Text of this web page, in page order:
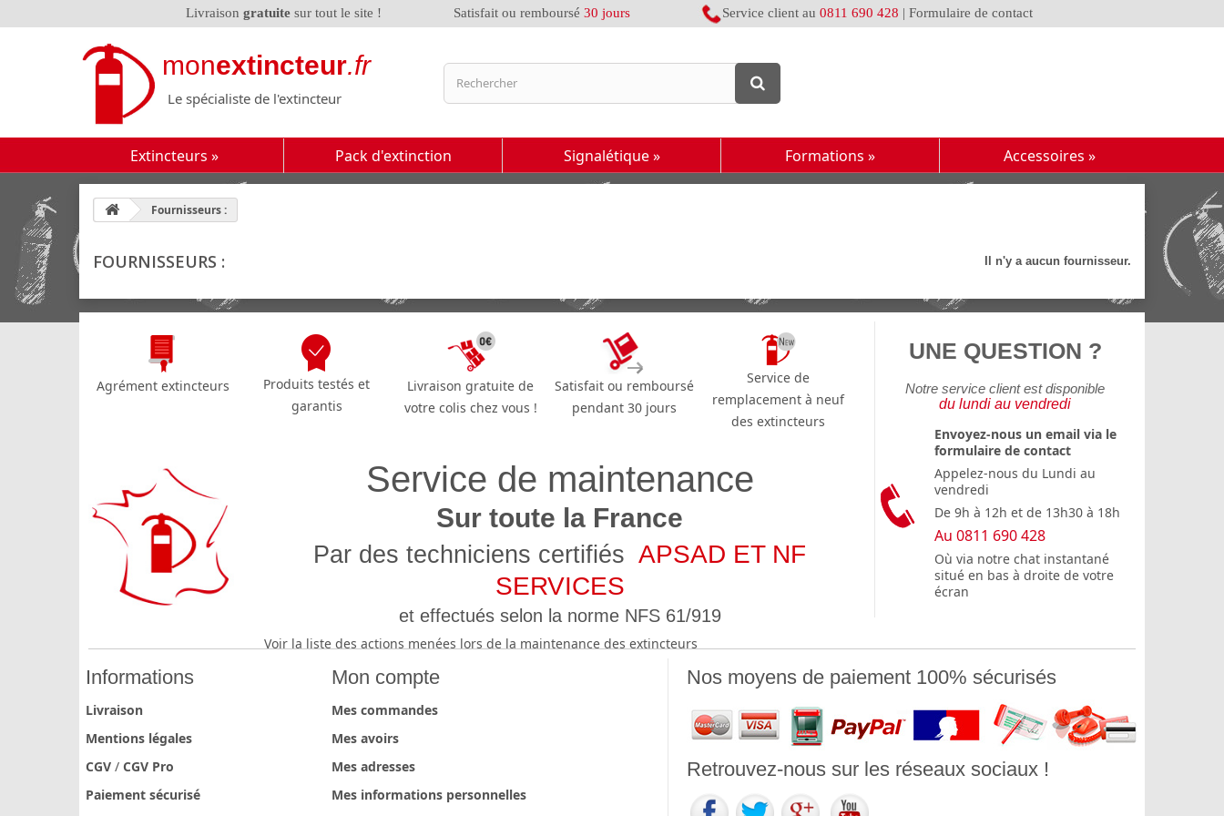
Livraison gratuite sur tout le site ! Satisfait ou remboursé30 jours Service client au 0811 690 428 | Formulaire de contact
monextincteur.fr
Le spécialiste de l'extincteur
Extincteurs » Pack d'extinction Signalétique» Formations » Accessoires »
Fournisseurs :
FOURNISSEURS : Il n'y a aucun fournisseur.
Agrément extincteurs
Produits testés et
garantis
Livraison gratuite de
votre colis chez vous !
Satisfait ou remboursé
pendant 30 jours
Service de
remplacement à neuf
des extincteurs
Service de maintenance
Sur toute la France
Par des techniciens certifiés APSAD ET NF
SERVICES
et effectués selon la norme NFS 61/919
Voir la liste des actions menées lors de la maintenance des extincteurs
UNE QUESTION ?
Notre service client est disponible
du lundi au vendredi
Envoyez-nous un email via le
formulaire de contact
Appelez-nous du Lundi au
vendredi
De 9h à 12h et de 13h30 à 18h
Au 0811 690 428
Où via notre chat instantané
situé en bas à droite de votre
écran
Informations
Livraison
Mentions légales
CGV / CGV Pro
Paiement sécurisé
Mon compte
Mes commandes
Mes avoirs
Mes adresses
Mes informations personnelles
Nos moyens de paiement 100% sécurisés
Retrouvez-nous sur les réseaux sociaux !